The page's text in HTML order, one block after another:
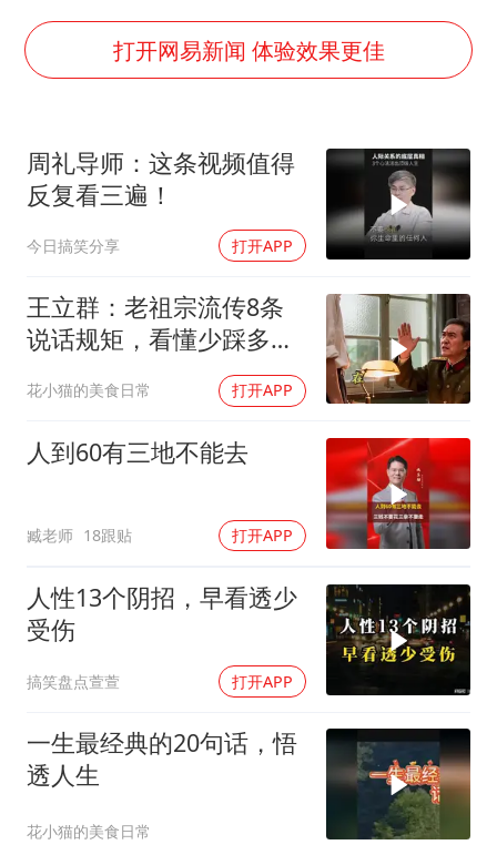
猫咪过火把节被抹成黑猫
BLG经理辟谣Bin离队
云南一男子胃中取出180颗铁钉
总书记点赞的非遗苗绣焕发新生机
打开网易新闻 体验效果更佳
周礼导师：这条视频值得
反复看三遍！
今日搞笑分享 打开APP
王立群：老祖宗流传8条
说话规矩，看懂少踩多少
花小猫的美食日常 打开APP
人到60有三地不能去
臧老师 18跟贴 打开APP
人性13个阴招，早看透少
受伤
搞笑盘点萱萱 打开APP
一生最经典的20句话，悟
透人生
花小猫的美食日常